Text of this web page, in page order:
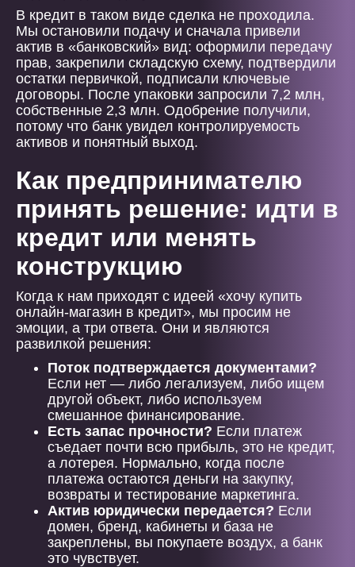
В кредит в таком виде сделка не проходила.
Мы остановили подачу и сначала привели
актив в «банковский» вид: оформили передачу
прав, закрепили складскую схему, подтвердили
остатки первичкой, подписали ключевые
договоры. После упаковки запросили 7,2 млн,
собственные 2,3 млн. Одобрение получили,
потому что банк увидел контролируемость
активов и понятный выход.
Как предпринимателю
принять решение: идти в
кредит или менять
конструкцию
Когда к нам приходят с идеей «хочу купить
онлайн-магазин в кредит», мы просим не
эмоции, а три ответа. Они и являются
развилкой решения:
Поток подтверждается документами?
Если нет — либо легализуем, либо ищем
другой объект, либо используем
смешанное финансирование.
Есть запас прочности? Если платеж
съедает почти всю прибыль, это не кредит,
а лотерея. Нормально, когда после
платежа остаются деньги на закупку,
возвраты и тестирование маркетинга.
Актив юридически передается? Если
домен, бренд, кабинеты и база не
закреплены, вы покупаете воздух, а банк
это чувствует.